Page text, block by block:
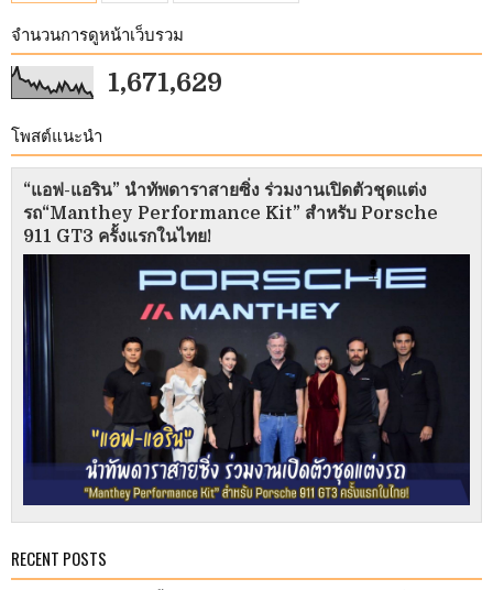
จำนวนการดูหน้าเว็บรวม
1,671,629
โพสต์แนะนำ
“แอฟ-แอริน” นำทัพดาราสายซิ่ง ร่วมงานเปิดตัวชุดแต่ง
รถ“Manthey Performance Kit” สำหรับ Porsche
911 GT3 ครั้งแรกในไทย!
RECENT POSTS